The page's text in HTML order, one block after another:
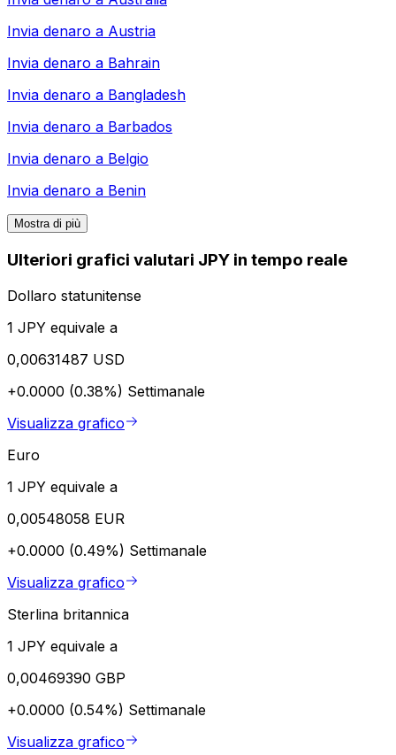
Invia denaro a Austria
Invia denaro a Bahrain
Invia denaro a Bangladesh
Invia denaro a Barbados
Invia denaro a Belgio
Invia denaro a Benin
Mostra di più
Ulteriori grafici valutari JPY in tempo reale
Dollaro statunitense
1 JPY equivale a
0,00631487 USD
+0.0000 (0.38%) Settimanale
Visualizza grafico
Euro
1 JPY equivale a
0,00548058 EUR
+0.0000 (0.49%) Settimanale
Visualizza grafico
Sterlina britannica
1 JPY equivale a
0,00469390 GBP
+0.0000 (0.54%) Settimanale
Visualizza grafico